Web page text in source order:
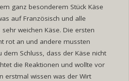
ganz besonderem Stück Käse
auf Französisch und alle
weichen Käse. Die ersten
rot an und andere mussten
dem Schluss, dass der Käse nicht
die Reaktionen und wollte vor
erstmal wissen was der Wirt